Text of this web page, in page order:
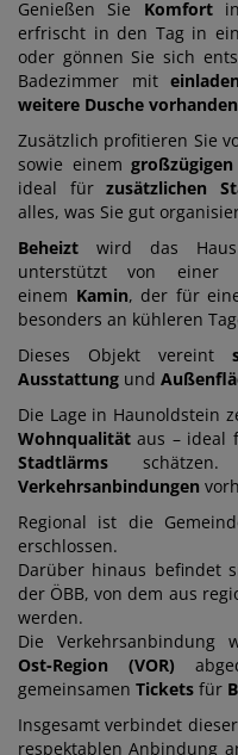
Genießen Sie Komfortin
erfrischt in den Tag in
oder gönnen Sie sich
Badezimmer mit
weitere Dusche
Zusätzlich profitieren Sie
sowie einemgroßzügigen
ideal fürzusätzlichen
alles, was Sie gut
Beheizt wird das
unterstützt von einer
einem Kamin, der für
besonders an kühleren
Dieses Objekt vereint
Ausstattung und
Die Lage in Haunoldstein
Wohnqualität aus – ideal
Stadtlärms schätzen.
Verkehrsanbindungen
Regional ist die
erschlossen.
Darüber hinaus befindet
der ÖBB, von dem aus
werden.
Die
Ost‑Region (VOR)
gemeinsamen Tickets für
Insgesamt verbindet
respektablen Anbindung